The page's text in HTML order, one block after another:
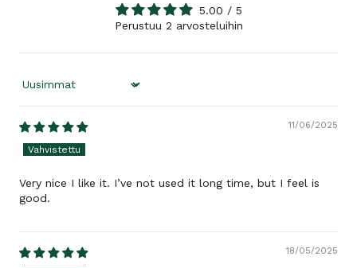
5.00 / 5
Perustuu 2 arvosteluihin
Sort by
11/06/2025
Very nice I like it. I’ve not used it long time, but I feel is
good.
18/05/2025